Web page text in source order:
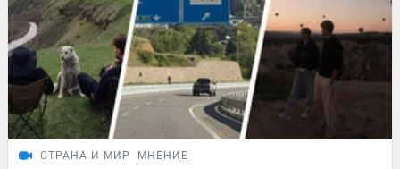
СТРАНА И МИР МНЕНИЕ